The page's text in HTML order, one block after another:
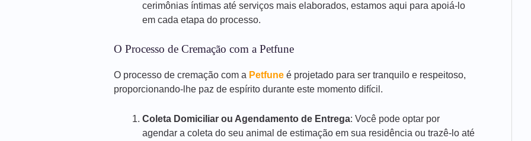
cerimônias íntimas até serviços mais elaborados, estamos aqui para apoiá-lo
em cada etapa do processo.
O Processo de Cremação com a Petfune
O processo de cremação com a Petfune é projetado para ser tranquilo e respeitoso,
proporcionando-lhe paz de espírito durante este momento difícil.
Coleta Domiciliar ou Agendamento de Entrega: Você pode optar por
agendar a coleta do seu animal de estimação em sua residência ou trazê-lo até